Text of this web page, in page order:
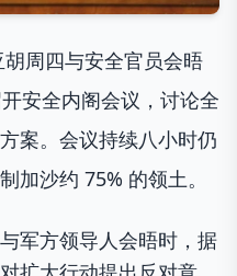
周四与安全官员会晤
安全内阁会议，讨论全
案。会议持续八小时仍
加沙约 75% 的领土。
军方领导人会晤时，据